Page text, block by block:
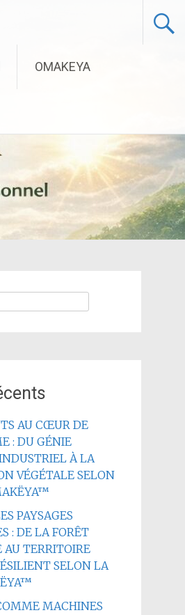
OMAKEYA
AU CŒUR DE
: DU GÉNIE
À LA
VÉGÉTALE SELON
PAYSAGES
: DE LA FORÊT
AU TERRITOIRE
SELON LA
MACHINES